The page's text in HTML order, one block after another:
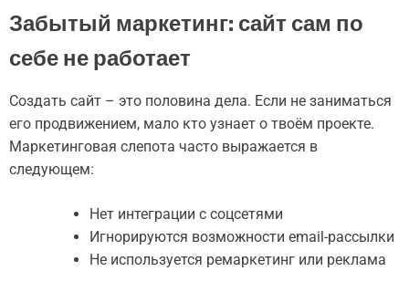
Забытый маркетинг: сайт сам по
себе не работает
Создать сайт – это половина дела. Если не заниматься
его продвижением, мало кто узнает о твоём проекте.
Маркетинговая слепота часто выражается в
следующем:
Нет интеграции с соцсетями
Игнорируются возможности email-рассылки
Не используется ремаркетинг или реклама